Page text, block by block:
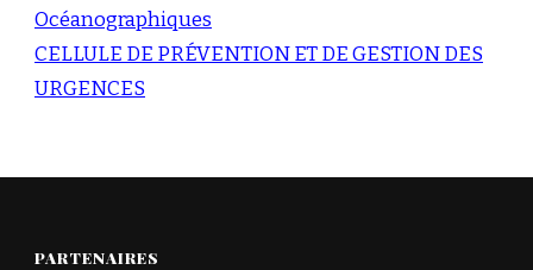
Océanographiques
CELLULE DE PRÉVENTION ET DE GESTION DES
URGENCES
PARTENAIRES